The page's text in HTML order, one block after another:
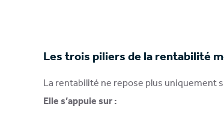
Les trois piliers de la rentabilité
La rentabilité ne repose plus uniquement
Elle s’appuie sur :